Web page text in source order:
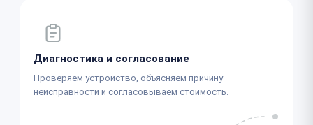
Диагностика и согласование
Проверяем устройство, объясняем причину
неисправности и согласовываем стоимость.